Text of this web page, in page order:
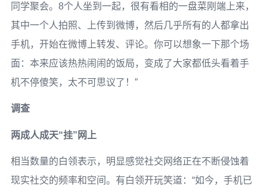
同学聚会。8个人坐到一起，很有看相的一盘菜刚端上来，
其中一个人拍照、上传到微博，然后几乎所有的人都拿出
手机，开始在微博上转发、评论。你可以想象一下那个场
面：本来应该热热闹闹的饭局，变成了大家都低头看着手
机不停傻笑，太不可思议了！”
调查
两成人成天“挂”网上
相当数量的白领表示，明显感觉社交网络正在不断侵蚀着
现实社交的频率和空间。有白领开玩笑道：“如今，手机已